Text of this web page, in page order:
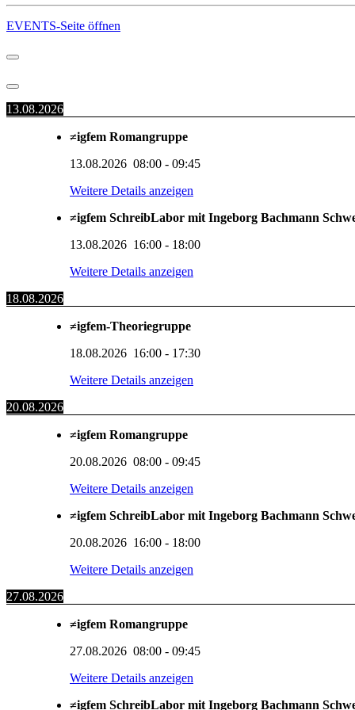
EVENTS-Seite öffnen
13.08.2026
≠igfem Romangruppe
13.08.2026 08:00 - 09:45
Weitere Details anzeigen
≠igfem SchreibLabor mit Ingeborg Bachmann
13.08.2026 16:00 - 18:00
Weitere Details anzeigen
18.08.2026
≠igfem-Theoriegruppe
18.08.2026 16:00 - 17:30
Weitere Details anzeigen
20.08.2026
≠igfem Romangruppe
20.08.2026 08:00 - 09:45
Weitere Details anzeigen
≠igfem SchreibLabor mit Ingeborg Bachmann
20.08.2026 16:00 - 18:00
Weitere Details anzeigen
27.08.2026
≠igfem Romangruppe
27.08.2026 08:00 - 09:45
Weitere Details anzeigen
≠igfem SchreibLabor mit Ingeborg Bachmann